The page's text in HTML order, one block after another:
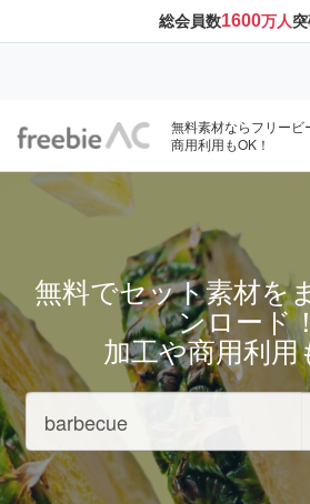
総会員数1600万人突
無料素材ならフリービ
商用利用もOK！
無料でセット素材を
ンロード！
加工や商用利用